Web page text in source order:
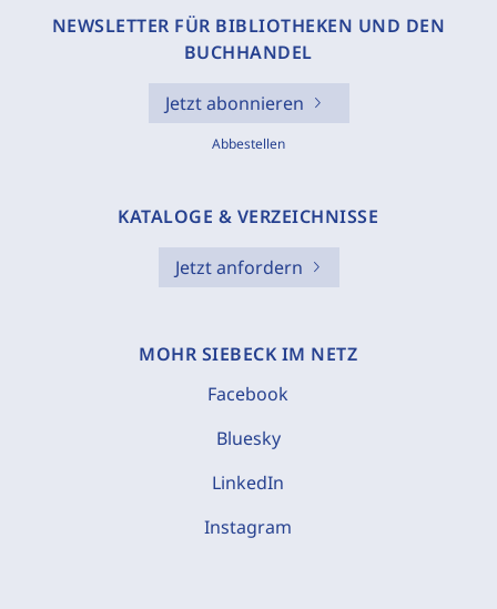
NEWSLETTER FÜR BIBLIOTHEKEN UND DEN
BUCHHANDEL
Jetzt abonnieren
Abbestellen
KATALOGE & VERZEICHNISSE
Jetzt anfordern
MOHR SIEBECK IM NETZ
Facebook
Bluesky
LinkedIn
Instagram